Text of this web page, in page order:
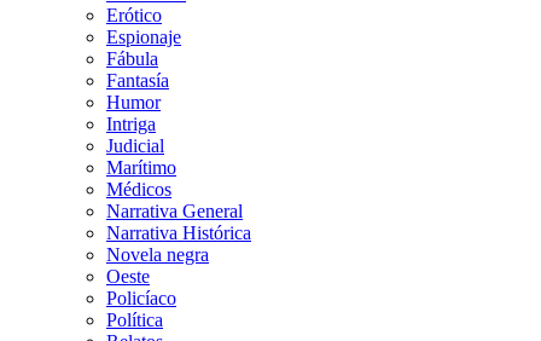
Erótico
Espionaje
Fábula
Fantasía
Humor
Intriga
Judicial
Marítimo
Médicos
Narrativa General
Narrativa Histórica
Novela negra
Oeste
Policíaco
Política